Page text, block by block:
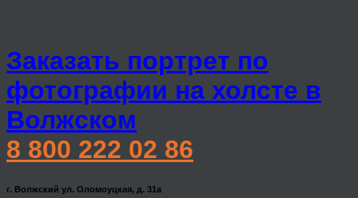
Заказать портрет по
фотографии на холсте в
Волжском
8 800 222 02 86
г. Волжский ул. Оломоуцкая, д. 31а